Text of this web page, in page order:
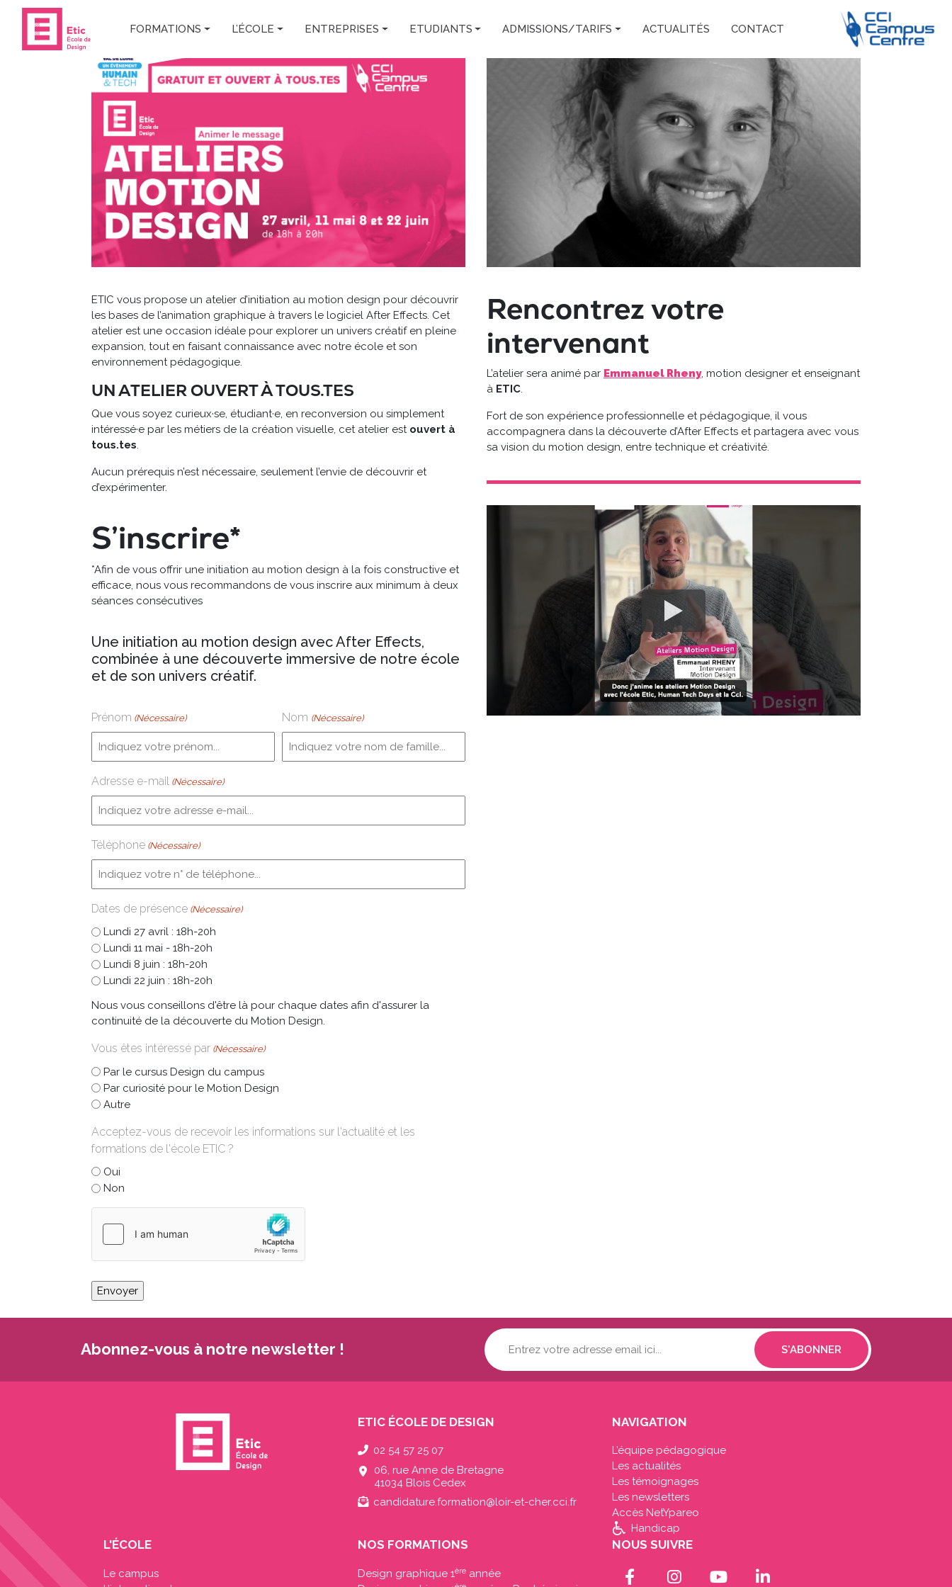
Skip to main content
FORMATIONS
L’ÉCOLE ENTREPRISES ETUDIANTS ADMISSIONS/TARIFS ACTUALITÉS CONTACT
ETIC vous propose un atelier d’initiation au motion design pour découvrir
les bases de l’animation graphique à travers le logiciel After Effects. Cet
atelier est une occasion idéale pour explorer un univers créatif en pleine
expansion, tout en faisant connaissance avec notre école et son
environnement pédagogique.
UN ATELIER OUVERT À TOUS.TES
Que vous soyez curieux·se, étudiant·e, en reconversion ou simplement
intéressé·e par les métiers de la création visuelle, cet atelier est ouvert à
tous.tes.
Aucun prérequis n’est nécessaire, seulement l’envie de découvrir et
d’expérimenter.
S’inscrire*
*Afin de vous offrir une initiation au motion design à la fois constructive et
efficace, nous vous recommandons de vous inscrire aux minimum à deux
séances consécutives
Une initiation au motion design avec After Effects,
combinée à une découverte immersive de notre école
et de son univers créatif.
Prénom (Nécessaire) Nom (Nécessaire)
Adresse e-mail (Nécessaire)
Téléphone (Nécessaire)
Dates de présence (Nécessaire)
Lundi 27 avril : 18h-20h
Lundi 11 mai - 18h-20h
Lundi 8 juin : 18h-20h
Lundi 22 juin : 18h-20h
Nous vous conseillons d'être là pour chaque dates afin d'assurer la
continuité de la découverte du Motion Design.
Vous êtes intéressé par (Nécessaire)
Par le cursus Design du campus
Par curiosité pour le Motion Design
Autre
Acceptez-vous de recevoir les informations sur l'actualité et les
formations de l'école ETIC ?
Oui
Non
Rencontrez votre
intervenant
L’atelier sera animé par Emmanuel Rheny, motion designer et enseignant
à ETIC.
Fort de son expérience professionnelle et pédagogique, il vous
accompagnera dans la découverte d’After Effects et partagera avec vous
sa vision du motion design, entre technique et créativité.
Abonnez-vous à notre newsletter !
Votre
adresse
mail...
ETIC ÉCOLE DE DESIGN
02 54 57 25 07
06, rue Anne de Bretagne
41034 Blois Cedex
candidature.formation@loir-et-cher.cci.fr
NAVIGATION
L’équipe pédagogique
Les actualités
Les témoignages
Les newsletters
Accès NetYpareo
Handicap
L'ÉCOLE
Le campus
NOS FORMATIONS
Design graphique 1èreannée
NOUS SUIVRE